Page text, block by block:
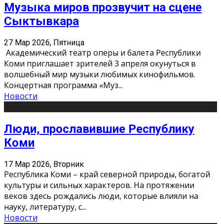
Музыка миров прозвучит на сцене
Сыктывкара
27 Мар 2026, Пятница
Академический театр оперы и балета Республики
Коми приглашает зрителей 3 апреля окунуться в
волшебный мир музыки любимых кинофильмов.
Концертная программа «Муз...
Новости
Люди, прославившие Республику
Коми
17 Мар 2026, Вторник
Республика Коми – край северной природы, богатой
культуры и сильных характеров. На протяжении
веков здесь рождались люди, которые влияли на
науку, литературу, с...
Новости